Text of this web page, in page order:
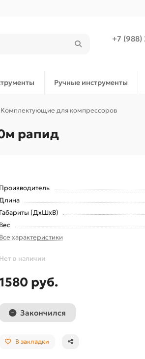
+7 (988)
Ручные инструменты
Комплектующие для компрессоров
рапид
Производитель
Габариты (ДхШхВ)
Вес
Все характеристики
Нет в наличии
руб.
Закончился
В закладки